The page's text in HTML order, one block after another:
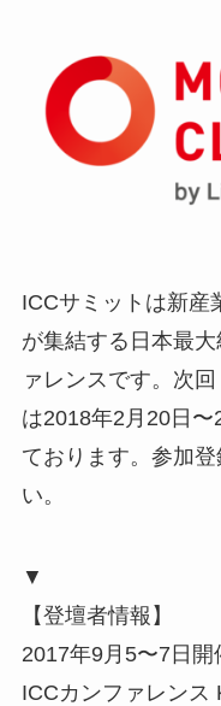
ICCサミットは新産
が集結する日本最
ァレンスです。次
は2018年2月20日
ております。参加登
い。
▼
【登壇者情報】
2017年9月5〜7日開
ICCカンファレンス